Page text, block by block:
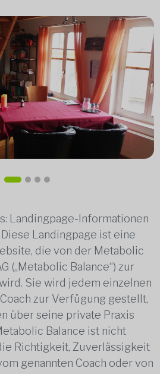
Landingpage-Informationen
Landingpage ist eine
die von der Metabolic
(„Metabolic Balance“) zur
Sie wird jedem einzelnen
zur Verfügung gestellt,
über seine private Praxis
Balance ist nicht
Richtigkeit, Zuverlässigkeit
genannten Coach oder von